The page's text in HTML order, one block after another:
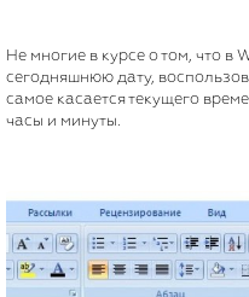
Не многие в курсе о том, что в
сегодняшнюю дату,
самое касается текущего
часы и минуты.